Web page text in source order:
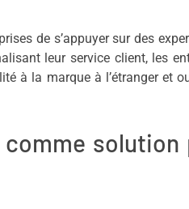
de s’appuyer sur des
leur service client, les
à la marque à l’étranger et
solution